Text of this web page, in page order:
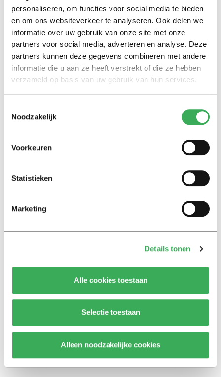
personaliseren, om functies voor social media te bieden
en om ons websiteverkeer te analyseren. Ook delen we
informatie over uw gebruik van onze site met onze
partners voor social media, adverteren en analyse. Deze
partners kunnen deze gegevens combineren met andere
informatie die u aan ze heeft verstrekt of die ze hebben
verzameld op basis van uw gebruik van hun services.
Noodzakelijk
Voorkeuren
Statistieken
Marketing
Details tonen
Alle cookies toestaan
Selectie toestaan
Alleen noodzakelijke cookies
Ook sprak hij in een gesprek op het podium over de
internationalisering van het hoger onderwijs. Hij
herhaalde dat hij een landelijke strategie voor de lange
termijn wil. Volgens hem is het inmiddels traditie om bij
de start van het nieuwe academische jaar alarmbellen te
laten klinken vanwege de internationalisering, maar hij
wil los daarvan over de koers nadenken, “want er zijn
overduidelijk enorme voordelen voor de arbeidsmarkt
en voor de kwaliteit van het onderwijs”. Europese
vanzelfsprekend.
Traditie
Letschert een lans gebroken voor internationalisering.
Ze kon haast niet geloven dat ze dat moest doen, zei ze.
de opening van het academische jaar op de gevaren te
wijzen.
In Maastricht zijn Nederlandse studenten overigens in
de minderheid en de universiteit kiest vol overtuiging
Europa. “Wij zijn de meest Europese universiteit van
Nederland”, zei Letschert.